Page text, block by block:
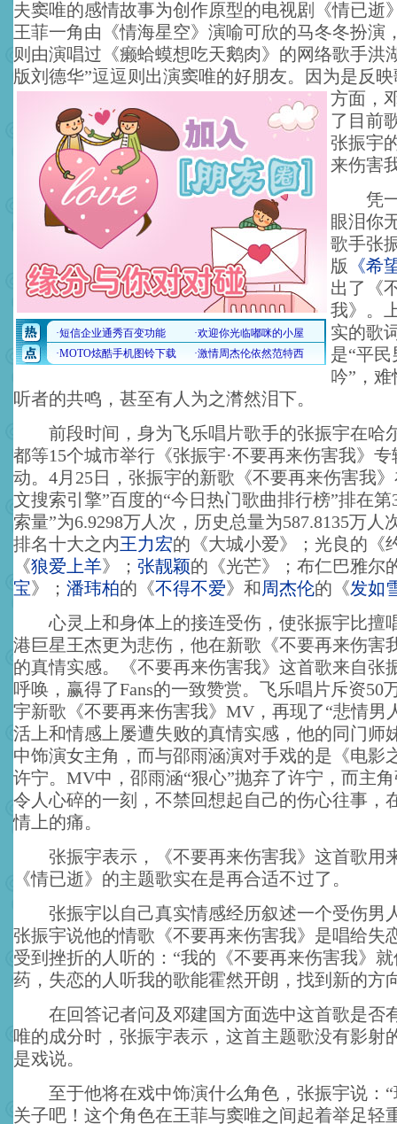
夫窦唯的感情故事为创作原型的电视剧《情已逝
王菲一角由《情海星空》演喻可欣的马冬冬扮演
则由演唱过《癞蛤蟆想吃天鹅肉》的网络歌手洪
版刘德华”逗逗则出演窦唯的好朋友。
因为是反
方面，
了目前
张振宇
来伤害
凭一
眼泪你
歌手张
版 《希
出了《
我》。
实的歌
是“平
吟”，
听者的共鸣，甚至有人为之潸然泪下。
前段时间，身为飞乐唱片歌手的张振宇在哈
都等15个城市举行《张振宇·不要再来伤害我》
动。4月25日，张振宇的新歌《不要再来伤害我
文搜索引擎”百度的“今日热门歌曲排行榜”排在第
索量”为6.9298万人次，历史总量为587.8135万人
排名十大之内王力宏的《大城小爱》；光良的《
《狼爱上羊》； 张靓颖的《光芒》；布仁巴雅尔
宝》； 潘玮柏的《不得不爱》和 周杰伦的《发如
心灵上和身体上的接连受伤，使张振宇比擅
港巨星王杰更为悲伤，他在新歌《不要再来伤害
的真情实感。《不要再来伤害我》这首歌来自张
呼唤，赢得了Fans的一致赞赏。飞乐唱片斥资50
宇新歌《不要再来伤害我》MV，再现了“悲情男
活上和情感上屡遭失败的真情实感，他的同门师
中饰演女主角，而与邵雨涵演对手戏的是《电影
许宁。MV中，邵雨涵“狠心”抛弃了许宁，而主
令人心碎的一刻，不禁回想起自己的伤心往事，
情上的痛。
张振宇表示，《不要再来伤害我》这首歌用
《情已逝》的主题歌实在是再合适不过了。
张振宇以自己真实情感经历叙述一个受伤男
张振宇说他的情歌《不要再来伤害我》是唱给失
受到挫折的人听的：“我的《不要再来伤害我》
药，失恋的人听我的歌能霍然开朗，找到新的方
在回答记者问及邓建国方面选中这首歌是否
唯的成分时，张振宇表示，这首主题歌没有影射
是戏说。
至于他将在戏中饰演什么角色，张振宇说：“
关子吧！这个角色在王菲与窦唯之间起着举足轻